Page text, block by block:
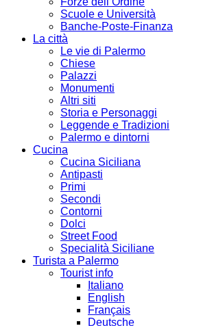
Scuole e Università
Banche-Poste-Finanza
La città
Le vie di Palermo
Chiese
Palazzi
Monumenti
Altri siti
Storia e Personaggi
Leggende e Tradizioni
Palermo e dintorni
Cucina
Cucina Siciliana
Antipasti
Primi
Secondi
Contorni
Dolci
Street Food
Specialità Siciliane
Turista a Palermo
Tourist info
Italiano
English
Français
Deutsche